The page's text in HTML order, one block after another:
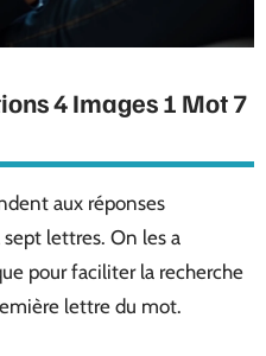
4 Images 1 Mot 7
aux réponses
lettres. On les a
pour faciliter la recherche
lettre du mot.